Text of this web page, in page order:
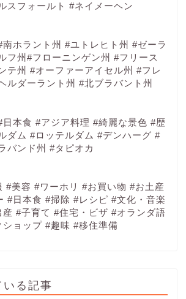
スフォールト #ネイメーヘン
ホラント州 #ユトレヒト州 #ゼーラ
フ州#フローニンゲン州 #フリース
テ州 #オーファーアイセル州 #フレ
ルダーラント州 #北ブラバント州
日本食 #アジア料理 #綺麗な景色 #歴
ダム #ロッテルダム #デンハーグ #
バンド州 #タピオカ
#美容 #ワーホリ #お買い物 #お土産
#日本食 #掃除 #レシピ #文化・音楽
産 #子育て #住宅・ビザ #オランダ語
ショップ #趣味 #移住準備
いる記事